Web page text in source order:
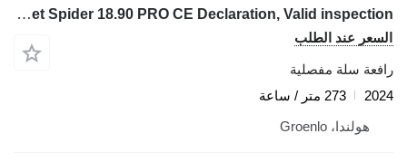
Platform Basket Spider 18.90 PRO CE Declaration, Valid inspection
السعر عند الطلب
رافعة سلة مفصلية
2024
273 متر / ساعة
هولندا، Groenlo